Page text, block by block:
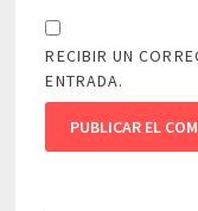
RECIBIR UN
ENTRADA.